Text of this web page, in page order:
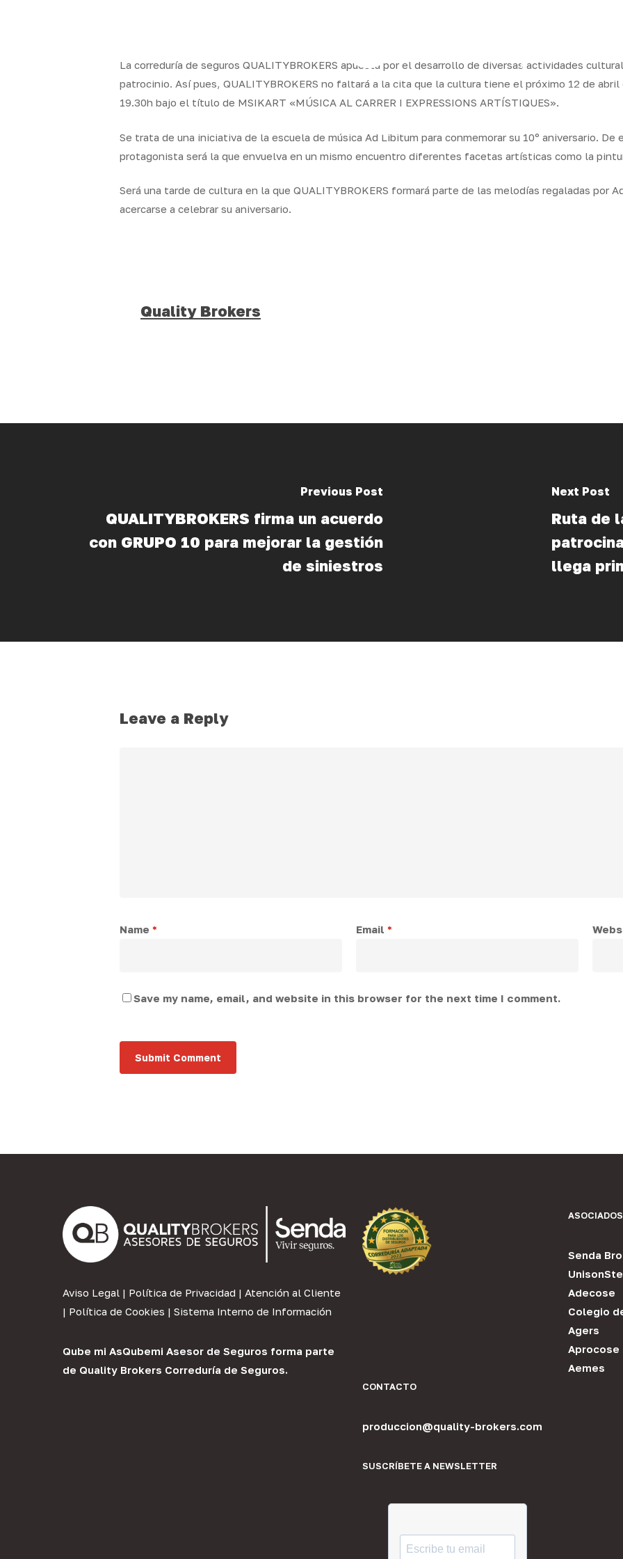
La correduría de seguros QUALITYBROKERS apuesta por el desarrollo de diversas actividades
patrocinio. Así pues, QUALITYBROKERS no faltará a la cita que la cultura tiene el próximo 12 de
19.30h bajo el título de MSIKART «MÚSICA AL CARRER I EXPRESSIONS ARTÍSTIQUES».
Se trata de una iniciativa de la escuela de música Ad Libitum para conmemorar su 10º aniversario. De
protagonista será la que envuelva en un mismo encuentro diferentes facetas artísticas como la
Será una tarde de cultura en la que QUALITYBROKERS formará parte de las melodías regaladas por
acercarse a celebrar su aniversario.
Quality Brokers
Previous Post
QUALITYBROKERS firma un acuerdo
con GRUPO 10 para mejorar la gestión
de siniestros
Next Post
Ruta de
llega
Leave a Reply
Name * Email *
Save my name, email, and website in this browser for the next time I comment.
Aviso Legal | Política de Privacidad | Atención al Cliente
| Política de Cookies | Sistema Interno de Información
Qube mi AsQubemi Asesor de Seguros forma parte
de Quality Brokers Correduría de Seguros.
Senda
Adecose
Colegio
Agers
Aprocose
Aemes
CONTACTO
produccion@quality-brokers.com
SUSCRÍBETE A NEWSLETTER